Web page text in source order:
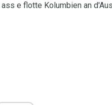
e flotte Kolumbien an